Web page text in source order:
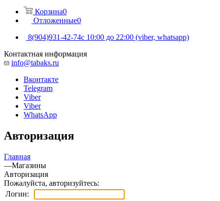
Корзина0
Отложенные0
8(904)931-42-74с 10:00 до 22:00 (viber, whatsapp)
Контактная информация
info@tabaks.ru
Вконтакте
Telegram
Viber
Viber
WhatsApp
Авторизация
Главная
—Магазины
Авторизация
Пожалуйста, авторизуйтесь:
Логин: